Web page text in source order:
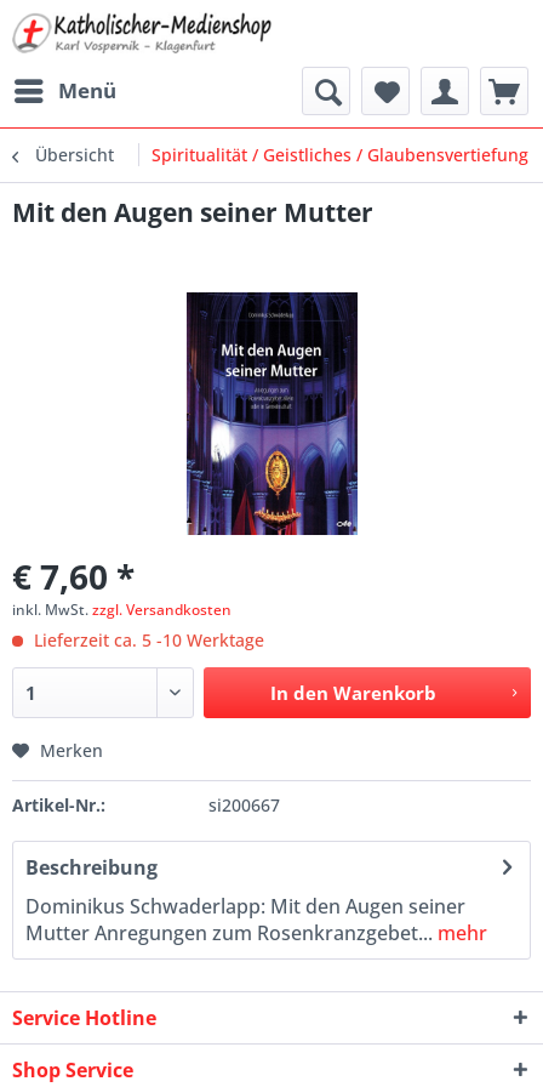
Menü
Übersicht Spiritualität / Geistliches / Glaubensvertiefung
Mit den Augen seiner Mutter
€ 7,60 *
inkl. MwSt.zzgl. Versandkosten
Lieferzeit ca. 5 -10 Werktage
In den Warenkorb
Merken
Artikel-Nr.: si200667
Beschreibung
Dominikus Schwaderlapp: Mit den Augen seiner
Mutter Anregungen zum Rosenkranzgebet... mehr
Service Hotline
Shop Service